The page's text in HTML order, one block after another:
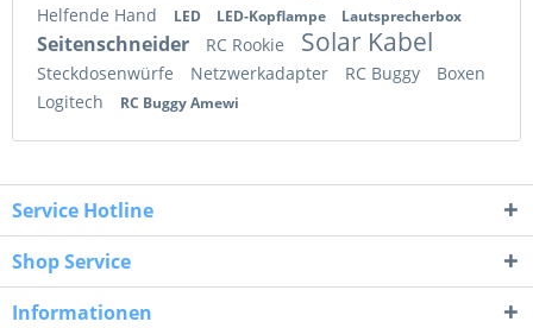
Helfende Hand
LED LED-Kopflampe Lautsprecherbox
Seitenschneider RC Rookie Solar Kabel
Steckdosenwürfe Netzwerkadapter RC Buggy
Boxen
Logitech
RC Buggy Amewi
Service Hotline
Shop Service
Informationen